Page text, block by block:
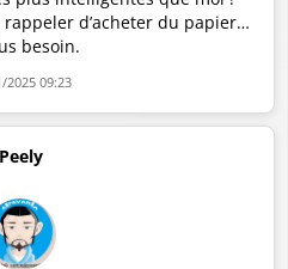
d’acheter du papier…
besoin.
2025 09:23
Peely